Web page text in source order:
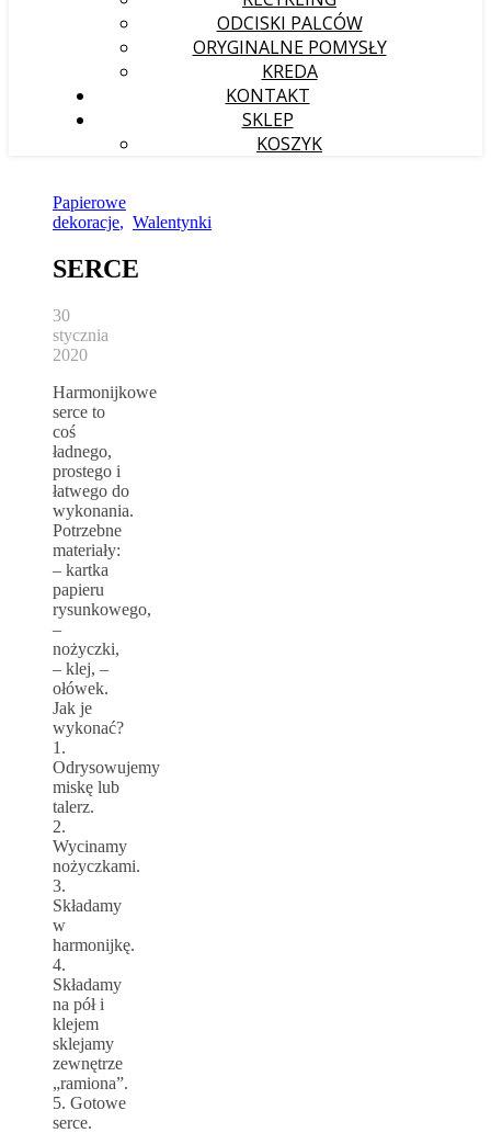
ODCISKI PALCÓW
ORYGINALNE POMYSŁY
KREDA
KONTAKT
SKLEP
KOSZYK
Papierowe
dekoracje, Walentynki
SERCE
30
stycznia
2020
Harmonijkowe
serce to
coś
ładnego,
prostego i
łatwego do
wykonania.
Potrzebne
materiały:
– kartka
papieru
rysunkowego,
–
nożyczki,
– klej, –
ołówek.
Jak je
wykonać?
1.
Odrysowujemy
miskę lub
talerz.
2.
Wycinamy
nożyczkami.
3.
Składamy
w
harmonijkę.
4.
Składamy
na pół i
klejem
sklejamy
zewnętrze
„ramiona”.
5. Gotowe
serce.